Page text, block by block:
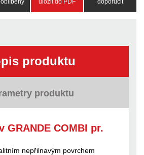
uložit do PDF doporučit
produktu
produktu
GRANDE COMBI pr.
nepřilnavým povrchem